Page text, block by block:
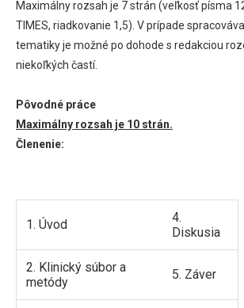
Maximálny rozsah je 7 strán (veľkosť písma
TIMES, riadkovanie 1,5). V prípade
tematiky je možné po dohode s redakciou
niekoľkých častí.
Pôvodné práce
Maximálny rozsah je 10 strán.
Členenie:
1. Úvod
4.
Diskusia
2. Klinický súbor a
metódy
5. Záver